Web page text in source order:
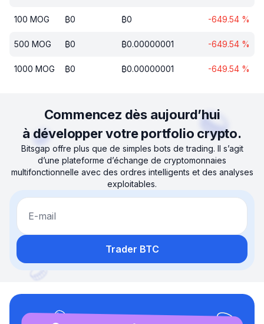
100 MOG ₿0 ₿0 -649.54 %
500 MOG ₿0 ₿0.00000001 -649.54 %
1000 MOG ₿0 ₿0.00000001 -649.54 %
Commencez dès aujourd’hui
à développer votre portfolio crypto.
Bitsgap offre plus que de simples bots de trading. Il s’agit
d’une plateforme d’échange de cryptomonnaies
multifonctionnelle avec des ordres intelligents et des analyses
exploitables.
E-mail
Trader BTC